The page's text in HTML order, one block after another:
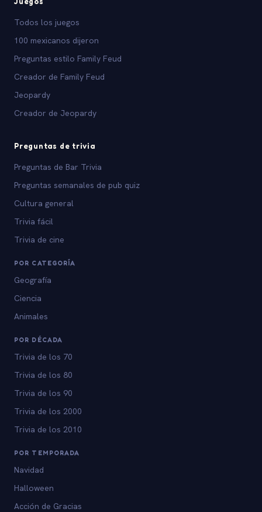
Todos los juegos
100 mexicanos dijeron
Preguntas estilo Family Feud
Creador de Family Feud
Jeopardy
Creador de Jeopardy
Preguntas de trivia
Preguntas de Bar Trivia
Preguntas semanales de pub quiz
Cultura general
Trivia fácil
Trivia de cine
POR CATEGORÍA
Geografía
Ciencia
Animales
POR DÉCADA
Trivia de los 70
Trivia de los 80
Trivia de los 90
Trivia de los 2000
Trivia de los 2010
POR TEMPORADA
Navidad
Halloween
Acción de Gracias